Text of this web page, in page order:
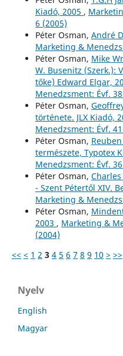
Kiadó, 2005 ,
6 (2005)
Péter Osman, André
Marketing &
Péter Osman, Mike
W. Busenitz (Szerk.):
tőke) Edward Elgar,
Menedzsment: Évf.
Péter Osman,
története. JLX Kiadó,
Menedzsment: Évf.
Péter Osman,
természete, Typotex
Menedzsment: Évf.
Péter Osman,
- Szent Pétertől XIV.
Marketing &
Péter Osman,
2003 , Marketing &
(2004)
<< < 1 2 3 4 5 6 7 8 9 10 > >>
Nyelv
English
Magyar